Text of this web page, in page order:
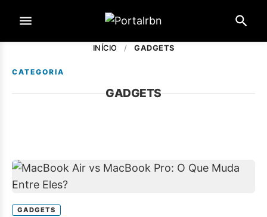
INÍCIO / GADGETS
CATEGORIA
GADGETS
GADGETS